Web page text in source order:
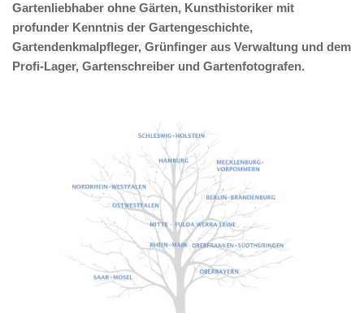
Gartenliebhaber ohne Gärten, Kunsthistoriker mit
profunder Kenntnis der Gartengeschichte,
Gartendenkmalpfleger, Grünfinger aus Verwaltung und dem
Profi-Lager, Gartenschreiber und Gartenfotografen.